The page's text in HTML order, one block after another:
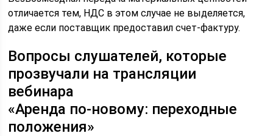
отличается тем, НДС в этом случае не выделяется,
даже если поставщик предоставил счет-фактуру.
Вопросы слушателей, которые
прозвучали на трансляции
вебинара
«Аренда по-новому: переходные
положения»